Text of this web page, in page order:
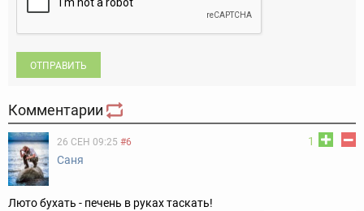
ОТПРАВИТЬ
Комментарии
1
26 СЕН 09:25 #6
Саня
Люто бухать - печень в руках таскать!